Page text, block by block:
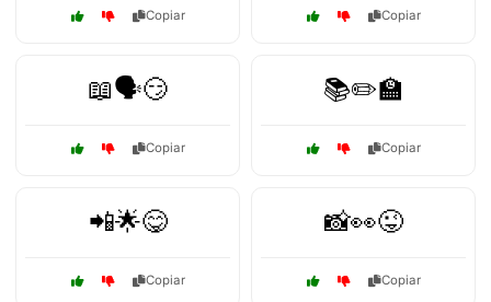
Copiar Copiar
📖🗣️😏
Copiar
📚✏️🏫
Copiar
📲🌟😋
Copiar
📸👀😜
Copiar